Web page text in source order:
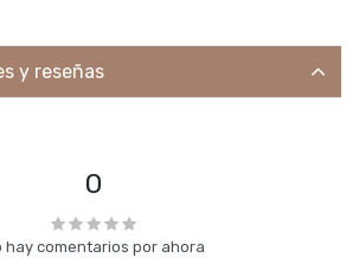
y reseñas
0
hay comentarios por ahora